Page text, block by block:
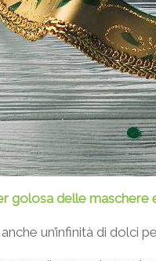
golosa delle maschere
un’infinità di dolci